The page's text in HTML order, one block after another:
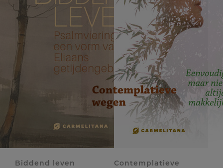
Biddend leven
Contemplatieve